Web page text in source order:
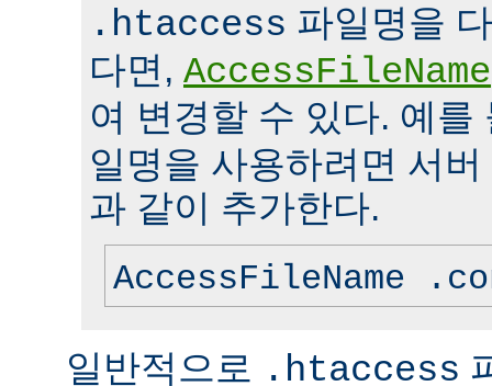
.htaccess 파일명을
다면, AccessFileName
여 변경할 수 있다. 예
일명을 사용하려면 서
과 같이 추가한다.
AccessFileName
일반적으로 .htaccess